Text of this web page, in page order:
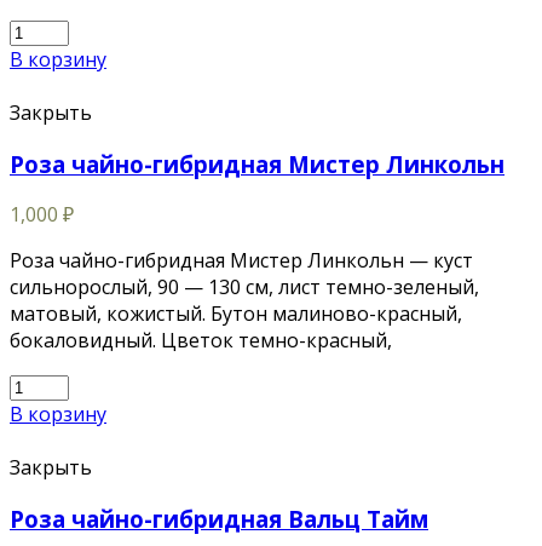
В корзину
Закрыть
Роза чайно-гибридная Мистер Линкольн
1,000 ₽
Роза чайно-гибридная Мистер Линкольн — куст
сильнорослый, 90 — 130 см, лист темно-зеленый,
матовый, кожистый. Бутон малиново-красный,
бокаловидный. Цветок темно-красный,
В корзину
Закрыть
Роза чайно-гибридная Вальц Тайм